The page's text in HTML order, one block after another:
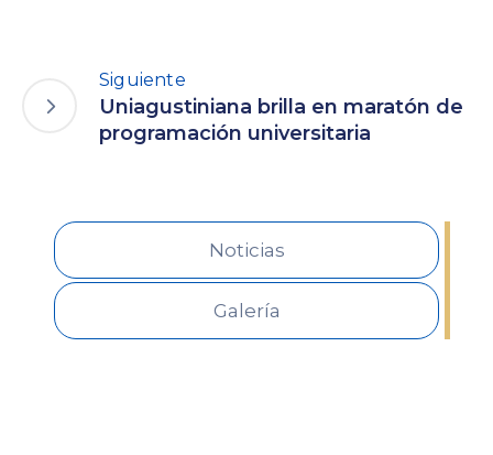
Siguiente
Uniagustiniana brilla en maratón de
programación universitaria
Noticias
Galería